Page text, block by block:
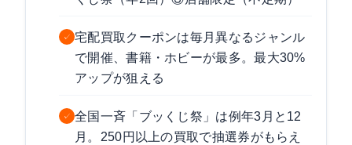
✓ 宅配買取クーポンは毎月異なるジャンル
で開催、書籍・ホビーが最多。最大30%
アップが狙える
✓ 全国一斉「ブッくじ祭」は例年3月と12
月。250円以上の買取で抽選券がもらえ